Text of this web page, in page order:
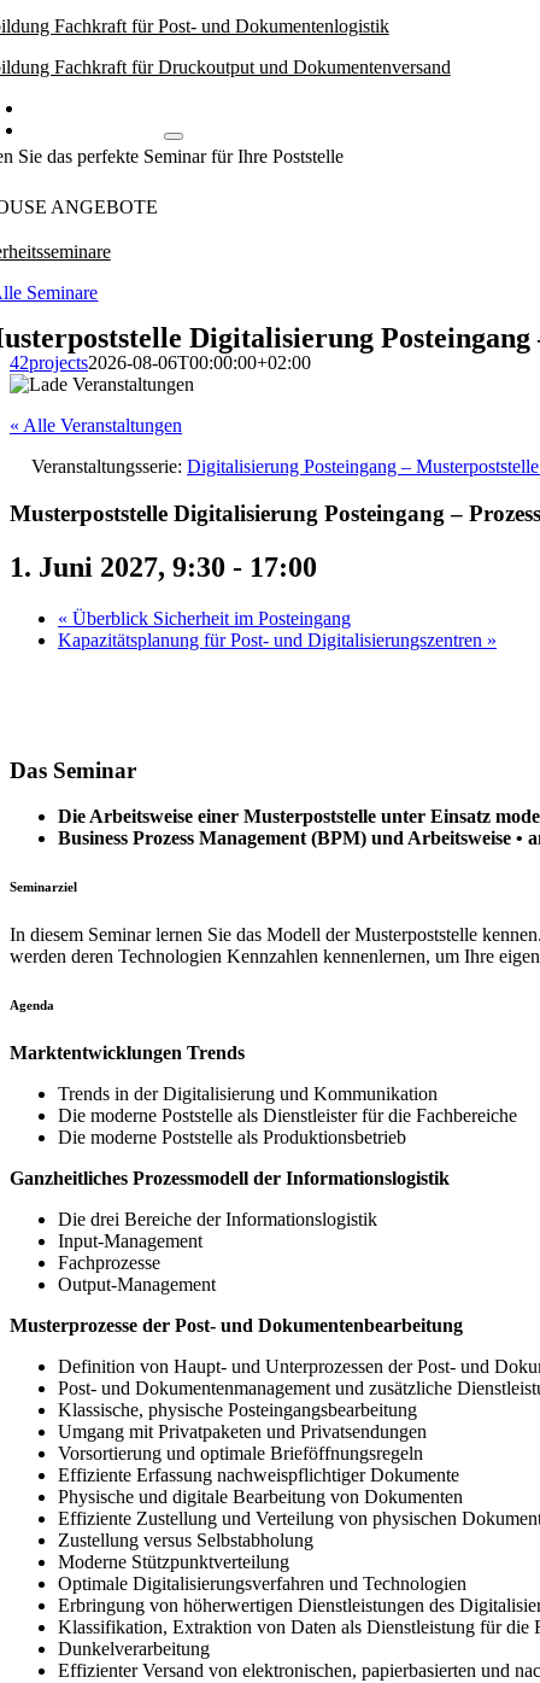
Fachkraft für Post- und Dokumentenlogistik
Fachkraft für Druckoutput und Dokumentenversand
Inhouse Angebote
Sie das perfekte Seminar für Ihre Poststelle
ANGEBOTE
Seminare
Digitalisierung Posteingang
42projects2026-08-06T00:00:00+02:00
« Alle Veranstaltungen
Veranstaltungsserie: Digitalisierung Posteingang –
Musterpoststelle Digitalisierung Posteingang –
1. Juni 2027, 9:30 - 17:00
« Überblick Sicherheit im Posteingang
Kapazitätsplanung für Post- und Digitalisierungszentren »
Das Seminar
Die Arbeitsweise einer Musterpoststelle unter Einsatz
Business Prozess Management (BPM) und Arbeitsweise •
Seminarziel
In diesem Seminar lernen Sie das Modell der Musterpoststelle
werden deren Technologien Kennzahlen kennenlernen, um Ihre
Agenda
Marktentwicklungen Trends
Trends in der Digitalisierung und Kommunikation
Die moderne Poststelle als Dienstleister für die Fachbereiche
Die moderne Poststelle als Produktionsbetrieb
Ganzheitliches Prozessmodell der Informationslogistik
Die drei Bereiche der Informationslogistik
Input-Management
Fachprozesse
Output-Management
Musterprozesse der Post- und Dokumentenbearbeitung
Definition von Haupt- und Unterprozessen der Post- und
Post- und Dokumentenmanagement und zusätzliche
Klassische, physische Posteingangsbearbeitung
Umgang mit Privatpaketen und Privatsendungen
Vorsortierung und optimale Brieföffnungsregeln
Effiziente Erfassung nachweispflichtiger Dokumente
Physische und digitale Bearbeitung von Dokumenten
Effiziente Zustellung und Verteilung von physischen
Zustellung versus Selbstabholung
Moderne Stützpunktverteilung
Optimale Digitalisierungsverfahren und Technologien
Erbringung von höherwertigen Dienstleistungen des
Klassifikation, Extraktion von Daten als Dienstleistung für die
Dunkelverarbeitung
Effizienter Versand von elektronischen, papierbasierten und